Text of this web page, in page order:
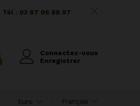
Tél : 03 87 06 88 97
Connectez-vous
Enregistrer
Euro Français